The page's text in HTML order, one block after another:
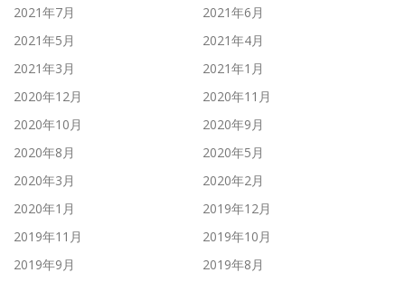
2021年7月
2021年6月
2021年5月
2021年4月
2021年3月
2021年1月
2020年12月
2020年11月
2020年10月
2020年9月
2020年8月
2020年5月
2020年3月
2020年2月
2020年1月
2019年12月
2019年11月
2019年10月
2019年9月
2019年8月